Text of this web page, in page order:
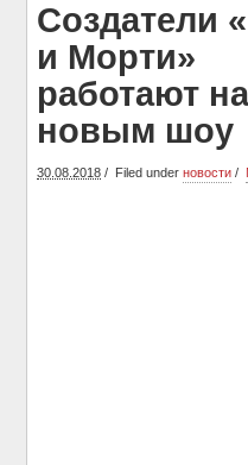
Создатели
и Морти»
работают
новым шоу
30.08.2018 Filed underновости